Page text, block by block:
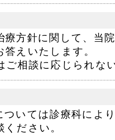
療方針に関して、当
えいたします。
相談に応じられな
ついては診療科によ
ださい。